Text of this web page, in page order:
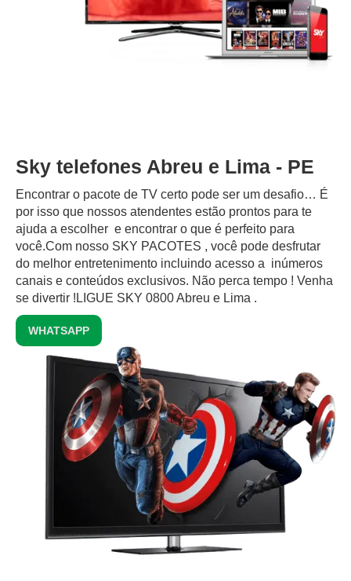
Sky telefones Abreu e Lima - PE
Encontrar o pacote de TV certo pode ser um desafio… É
por isso que nossos atendentes estão prontos para te
ajuda a escolher e encontrar o que é perfeito para
você.Com nosso SKY PACOTES , você pode desfrutar
do melhor entretenimento incluindo acesso a inúmeros
canais e conteúdos exclusivos.‍ Não perca tempo ! Venha
se divertir !LIGUE SKY 0800 Abreu e Lima .
WHATSAPP